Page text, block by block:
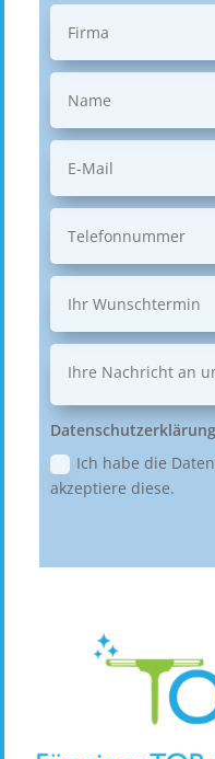
Datenschutzerklärung
Ich habe die
akzeptiere diese.